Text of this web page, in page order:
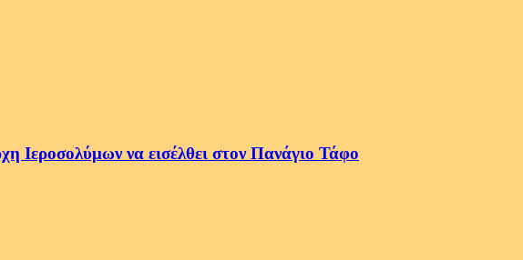
Ιεροσολύμων να εισέλθει στον Πανάγιο Τάφο